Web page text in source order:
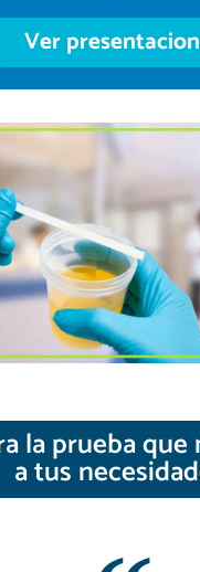
Ver
la prueba que
a tus